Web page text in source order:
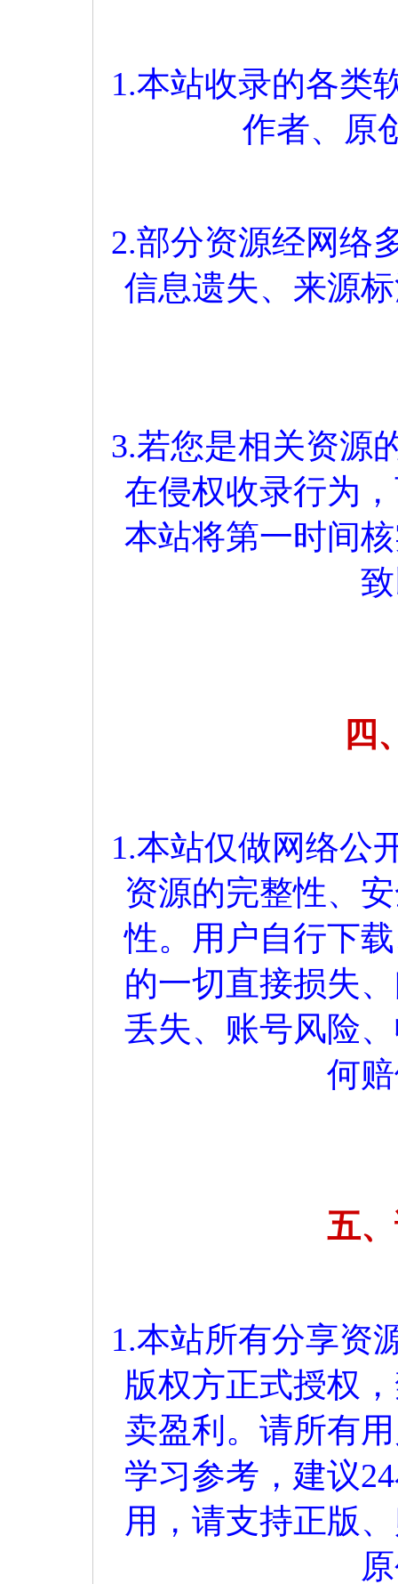
1.本站收录的各类
作者、原
2.部分资源经网络
信息遗失、来源
3.若您是相关资源
在侵权收录行为
本站将第一时间
四
1.本站仅做网络公
资源的完整性、
性。用户自行下
的一切直接损失
丢失、账号风险
何
五
1.本站所有分享资
版权方正式授权
卖盈利。请所有
学习参考，建议
用，请支持正版